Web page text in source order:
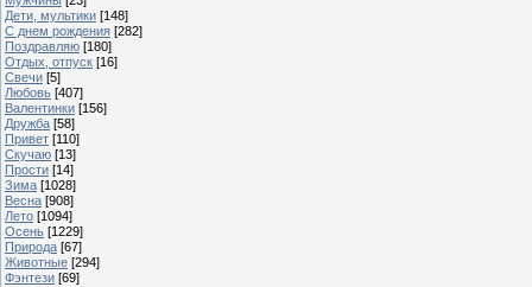
Дети, мультики [148]
С днем рождения [282]
Поздравляю [180]
Отдых, отпуск [16]
Свечи [5]
Любовь [407]
Валентинки [156]
Дружба [58]
Привет [110]
Скучаю [13]
Прости [14]
Зима [1028]
Весна [908]
Лето [1094]
Осень [1229]
Природа [67]
Животные [294]
Фэнтези [69]